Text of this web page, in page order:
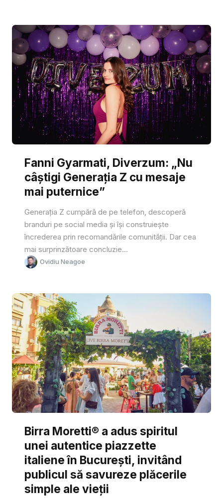
Fanni Gyarmati, Diverzum: „Nu
câștigi Generația Z cu mesaje
mai puternice”
Generația Z cumpără de pe telefon, descoperă
branduri pe social media și își construiește
încrederea prin recomandările comunității. Dar cea
mai surprinzătoare concluzie...
Ovidiu Neagoe
Birra Moretti® a adus spiritul
unei autentice piazzette
italiene în București, invitând
publicul să savureze plăcerile
simple ale vieții